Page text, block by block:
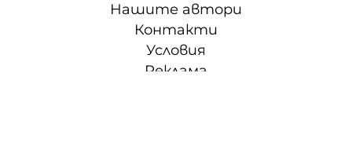
Нашите автори
Контакти
Условия
Реклама